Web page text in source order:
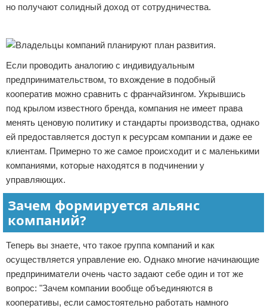
но получают солидный доход от сотрудничества.
Если проводить аналогию с индивидуальным
предпринимательством, то вхождение в подобный
кооператив можно сравнить с франчайзингом. Укрывшись
под крылом известного бренда, компания не имеет права
менять ценовую политику и стандарты производства, однако
ей предоставляется доступ к ресурсам компании и даже ее
клиентам. Примерно то же самое происходит и с маленькими
компаниями, которые находятся в подчинении у
управляющих.
Зачем формируется альянс
компаний?
Теперь вы знаете, что такое группа компаний и как
осуществляется управление ею. Однако многие начинающие
предприниматели очень часто задают себе один и тот же
вопрос: "Зачем компании вообще объединяются в
кооперативы, если самостоятельно работать намного